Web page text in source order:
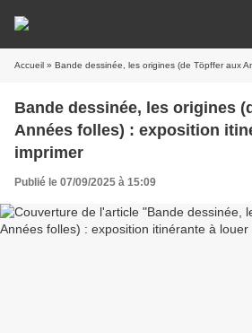
Accueil » Bande dessinée, les origines (de Töpffer aux Années folles) :
Bande dessinée, les origines
Années folles) : exposition
imprimer
Publié le 07/09/2025 à 15:09